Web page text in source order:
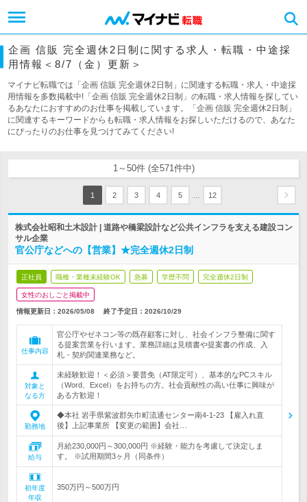
企画 信販 完全週休2日制に関する求人・転職・中途採
用情報＜8/7（金）更新＞
マイナビ転職では「企画 信販 完全週休2日制」に関連する転職・求人・中途採
用情報を多数掲載中!「企画 信販 完全週休2日制」の転職・求人情報を探してい
るあなたにおすすめのお仕事を掲載しています。「企画 信販 完全週休2日制」
に関連するキーワードからも転職・求人情報をお探しいただけるので、あなた
にぴったりのお仕事を見つけてみてください!
1～50件 (全571件中)
1 2 3 4 5 12
株式会社昭和土木設計 | 道路や橋梁設計など公共インフラを支える建設コン
サル企業
官公庁などへの【営業】★完全週休2日制
正社員 職種・業種未経験OK 急募 学歴不問 完全週休2日制
女性のおしごと掲載中
情報更新日：2026/05/08 終了予定日： 2026/10/29
仕事内容
官公庁やゼネコン等の既存顧客に対し、社会インフラ整備に関す
る提案営業を行います。業務詳細は見積書や提案書の作成、入
札・契約関連業務など。
対象と
なる方
未経験歓迎！＜必須＞要普免（AT限定可）、基本的なPCスキル
（Word、Excel）をお持ちの方。社会貢献性の高い仕事に興味が
ある方歓迎！
勤務地
◆本社 岩手県紫波郡矢巾町流通センター南4-1-23 【雇入れ直
後】上記事業所 【変更の範囲】会社…
給与
月給230,000円～300,000円 ※経験・能力を考慮して決定しま
す。 ※試用期間3ヶ月（同条件）
初年度
年収
350万円～500万円